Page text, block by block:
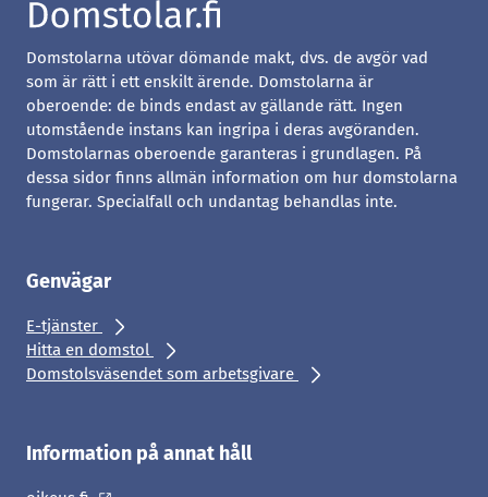
Domstolarna utövar dömande makt, dvs. de avgör vad
som är rätt i ett enskilt ärende. Domstolarna är
oberoende: de binds endast av gällande rätt. Ingen
utomstående instans kan ingripa i deras avgöranden.
Domstolarnas oberoende garanteras i grundlagen. På
dessa sidor finns allmän information om hur domstolarna
fungerar. Specialfall och undantag behandlas inte.
Genvägar
E-tjänster
Hitta en domstol
Domstolsväsendet som arbetsgivare
Information på annat håll